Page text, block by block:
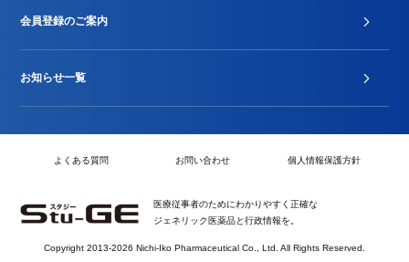
2024年度新設項目届出状況
会員登録のご案内
お知らせ一覧
よくある質問 お問い合わせ 個人情報保護方針
医療従事者のためにわかりやすく正確な
ジェネリック医薬品と行政情報を。
Copyright 2013-2026 Nichi-Iko Pharmaceutical Co., Ltd. All Rights Reserved.